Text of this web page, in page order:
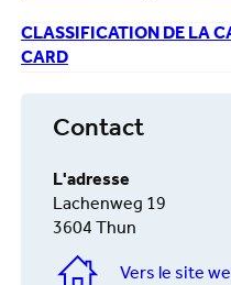
CLASSIFICATION DE LA
CARD
Contact
L'adresse
Lachenweg 19
3604 Thun
Vers le site